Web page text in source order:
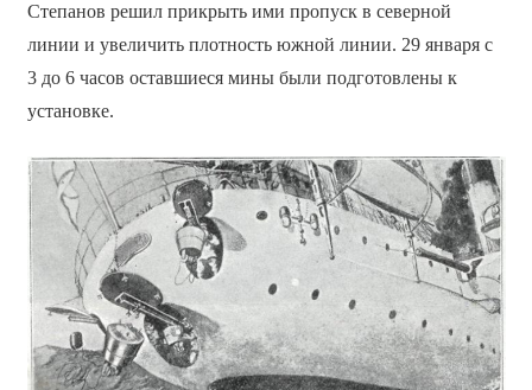
Степанов решил прикрыть ими пропуск в северной
линии и увеличить плотность южной линии. 29 января с
3 до 6 часов оставшиеся мины были подготовлены к
установке.